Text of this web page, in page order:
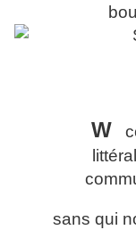
W
sans qui